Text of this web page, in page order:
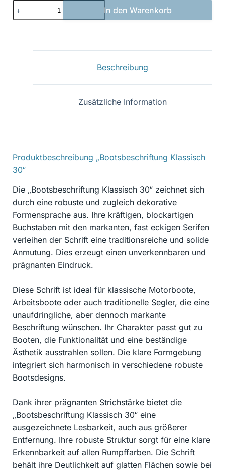
Bootsbeschriftung
Klassisch
In den Warenkorb
Beschreibung
Zusätzliche Information
Produktbeschreibung „Bootsbeschriftung Klassisch
30“
Die „Bootsbeschriftung Klassisch 30“ zeichnet sich
durch eine robuste und zugleich dekorative
Formensprache aus. Ihre kräftigen, blockartigen
Buchstaben mit den markanten, fast eckigen Serifen
verleihen der Schrift eine traditionsreiche und solide
Anmutung. Dies erzeugt einen unverkennbaren und
prägnanten Eindruck.
Diese Schrift ist ideal für klassische Motorboote,
Arbeitsboote oder auch traditionelle Segler, die eine
unaufdringliche, aber dennoch markante
Beschriftung wünschen. Ihr Charakter passt gut zu
Booten, die Funktionalität und eine beständige
Ästhetik ausstrahlen sollen. Die klare Formgebung
integriert sich harmonisch in verschiedene robuste
Bootsdesigns.
Dank ihrer prägnanten Strichstärke bietet die
„Bootsbeschriftung Klassisch 30“ eine
ausgezeichnete Lesbarkeit, auch aus größerer
Entfernung. Ihre robuste Struktur sorgt für eine klare
Erkennbarkeit auf allen Rumpffarben. Die Schrift
behält ihre Deutlichkeit auf glatten Flächen sowie bei